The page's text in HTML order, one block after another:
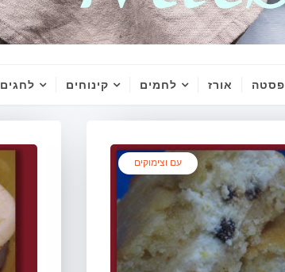
פסטה אורז לחמים קינוחים לחגים
עם וצימוקים